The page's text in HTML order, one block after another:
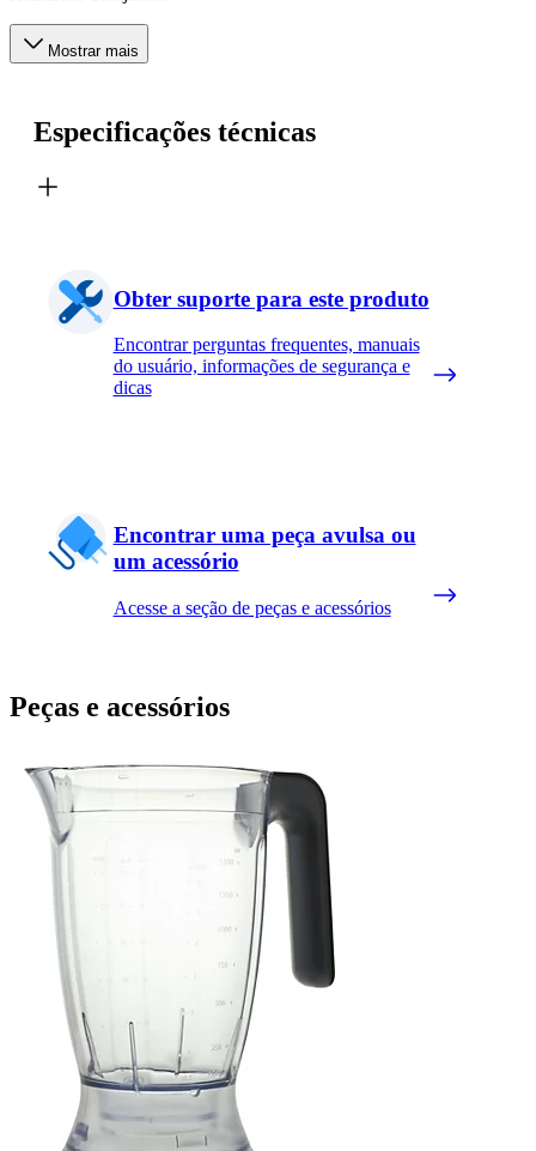
Mostrar mais
Especificações técnicas
Obter suporte para este produto
Encontrar perguntas frequentes, manuais
do usuário, informações de segurança e
dicas
Encontrar uma peça avulsa ou
um acessório
Acesse a seção de peças e acessórios
Peças e acessórios